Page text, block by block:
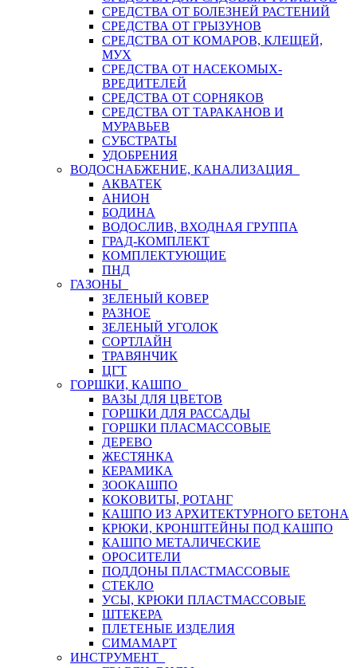
СРЕДСТВА ОТ БОЛЕЗНЕЙ РАСТЕНИЙ
СРЕДСТВА ОТ ГРЫЗУНОВ
СРЕДСТВА ОТ КОМАРОВ, КЛЕЩЕЙ,
МУХ
СРЕДСТВА ОТ НАСЕКОМЫХ-
ВРЕДИТЕЛЕЙ
СРЕДСТВА ОТ СОРНЯКОВ
СРЕДСТВА ОТ ТАРАКАНОВ И
МУРАВЬЕВ
СУБСТРАТЫ
УДОБРЕНИЯ
ВОДОСНАБЖЕНИЕ, КАНАЛИЗАЦИЯ
АКВАТЕК
АНИОН
БОДИНА
ВОДОСЛИВ, ВХОДНАЯ ГРУППА
ГРАД-КОМПЛЕКТ
КОМПЛЕКТУЮЩИЕ
ПНД
ГАЗОНЫ
ЗЕЛЕНЫЙ КОВЕР
РАЗНОЕ
ЗЕЛЕНЫЙ УГОЛОК
СОРТЛАЙН
ТРАВЯНЧИК
ЦГТ
ГОРШКИ, КАШПО
ВАЗЫ ДЛЯ ЦВЕТОВ
ГОРШКИ ДЛЯ РАССАДЫ
ГОРШКИ ПЛАСМАССОВЫЕ
ДЕРЕВО
ЖЕСТЯНКА
КЕРАМИКА
ЗООКАШПО
КОКОВИТЫ, РОТАНГ
КАШПО ИЗ АРХИТЕКТУРНОГО БЕТОНА
КРЮКИ, КРОНШТЕЙНЫ ПОД КАШПО
КАШПО МЕТАЛИЧЕСКИЕ
ОРОСИТЕЛИ
ПОДДОНЫ ПЛАСТМАССОВЫЕ
СТЕКЛО
УСЫ, КРЮКИ ПЛАСТМАССОВЫЕ
ШТЕКЕРА
ПЛЕТЕНЫЕ ИЗДЕЛИЯ
СИМАМАРТ
ИНСТРУМЕНТ